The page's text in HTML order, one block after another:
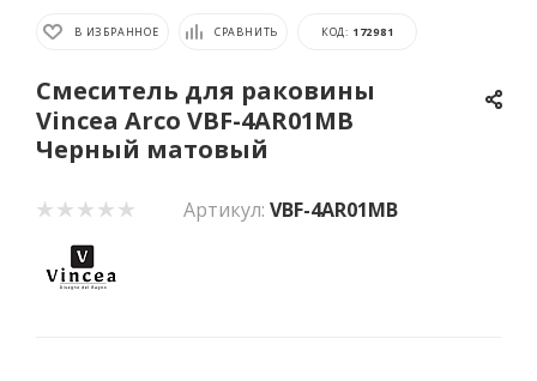
В ИЗБРАННОЕ СРАВНИТЬ КОД: 172981
Смеситель для раковины
Vincea Arco VBF-4AR01MB
Черный матовый
Артикул: VBF-4AR01MB